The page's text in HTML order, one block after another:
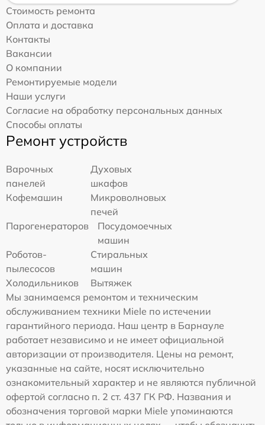
Стоимость ремонта
Оплата и доставка
Контакты
Вакансии
О компании
Ремонтируемые модели
Наши услуги
Согласие на обработку персональных данных
Способы оплаты
Ремонт устройств
Варочных
панелей
Духовых
шкафов
Кофемашин
Микроволновых
печей
Парогенераторов
Посудомоечных
машин
Роботов-
пылесосов
Стиральных
машин
Холодильников
Вытяжек
Мы занимаемся ремонтом и техническим
обслуживанием техники Miele по истечении
гарантийного периода. Наш центр в Барнауле
работает независимо и не имеет официальной
авторизации от производителя. Цены на ремонт,
указанные на сайте, носят исключительно
ознакомительный характер и не являются публичной
офертой согласно п. 2 ст. 437 ГК РФ. Названия и
обозначения торговой марки Miele упоминаются